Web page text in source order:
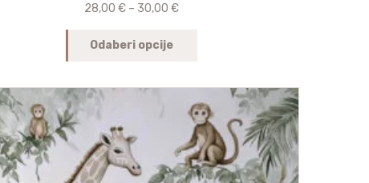
28,00 € – 30,00 €
Odaberi opcije